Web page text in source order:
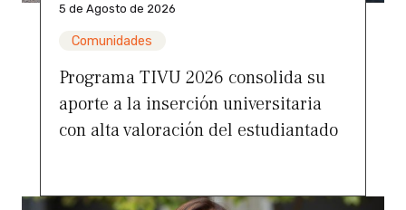
5 de Agosto de 2026
Comunidades
Programa TIVU 2026 consolida su
aporte a la inserción universitaria
con alta valoración del estudiantado